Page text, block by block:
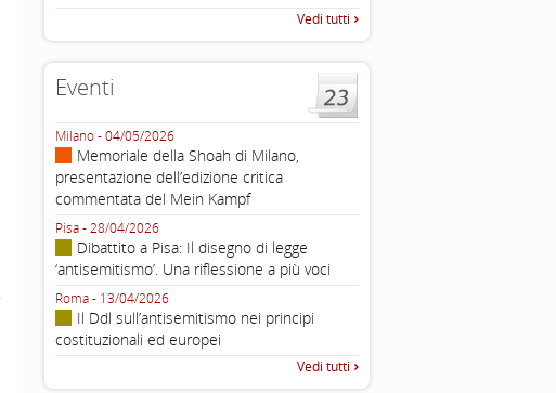
Vedi tutti
Eventi
Milano - 04/05/2026
Memoriale della Shoah di Milano,
presentazione dell’edizione critica
commentata del Mein Kampf
Pisa - 28/04/2026
Dibattito a Pisa: Il disegno di legge
‘antisemitismo’. Una riflessione a più voci
Roma - 13/04/2026
Il Ddl sull’antisemitismo nei principi
costituzionali ed europei
Vedi tutti